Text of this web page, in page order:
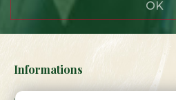
Informations